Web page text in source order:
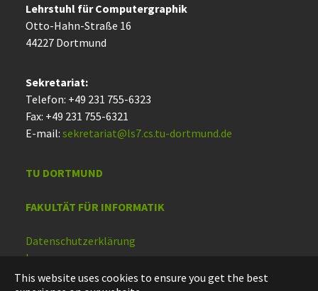
This website uses cookies to ensure you get the best
Lehrstuhl für Computergraphik
Otto-Hahn-Straße 16
44227 Dort­mund
Sekretariat:
Telefon: +49 231 755-6323
Fax: +49 231 755-6321
E-mail: sekretariat@ls7.cs.tu-dortmund.de
TU DORTMUND
FAKULTÄT FÜR INFORMATIK
Datenschutzerklärung
Impressum
Barrierefreiheit